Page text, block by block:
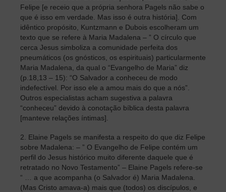
Felipe [e receio que a própria senhora Pagels não sabe o
que é isso em verdade. Mas isso é outra história]. Com
idêntico propósito, Kuntzmann e Dubois escolheram um
texto que se refere à Maria Madalena – ” O círculo que
cerca Jesus simboliza a comunidade perfeita dos
pneumáticos (os gnósticos, os espirituais) particularmente
Maria Madalena, da qual o “Evangelho de Maria” diz
(p.18,13 – 15): “O Salvador a conheceu de modo
indefectível. Por isso ele a amou mais do que a nós”.
Outros especialistas acham sugestiva a palavra
“conheceu” devido à conotação bíblica desta palavra
[manteve relações íntimas].
2. Elaine Pagels se manifesta a respeito do que diz Felipe
sobre Madalena: – ” O Evangelho de Felipe contém um
perfil do Jesus histórico muito diferente daquele que é
retratado no Novo Testamento” – Elaine Pagels refere-se
“ … a que acompanha (o Salvador é) Maria Madalena.
(Mas Cristo amava-a) mais que (todos) os discípulos, e